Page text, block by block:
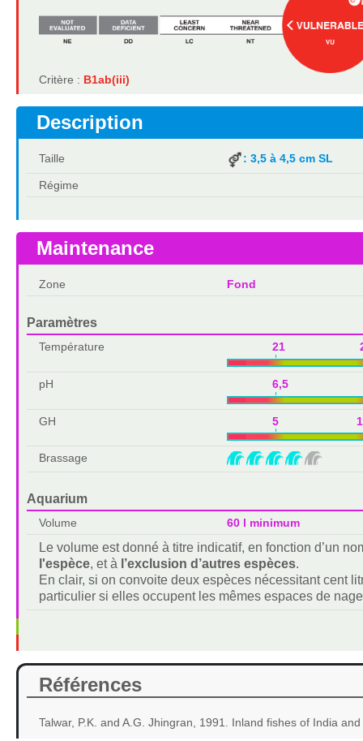
Critère : B1ab(iii)
Description
Taille : 3,5 à 4,5 cm SL
Régime
Maintenance
Zone Fond
Paramètres
Température 21
pH 6,5
GH 5
Brassage
Aquarium
Volume 60 l minimum
Le volume est donné à titre indicatif, en fonction d’un
l'espèce, et à l’exclusion d’autres espèces.
En clair, si on convoite deux espèces nécessitant cent
particulier si elles occupent les mêmes espaces de
Références
Talwar, P.K. and A.G. Jhingran, 1991. Inland fishes of India